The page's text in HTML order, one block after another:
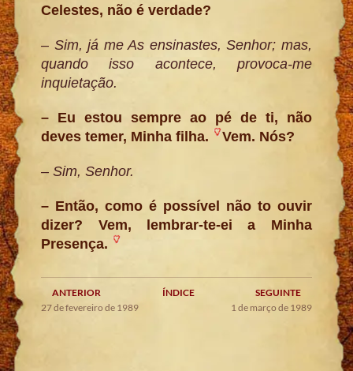
Celestes, não é verdade?
– Sim, já me As ensinastes, Senhor; mas,
quando isso acontece, provoca-me
inquietação.
– Eu estou sempre ao pé de ti, não
deves temer, Minha filha.
Vem. Nós?
– Sim, Senhor.
– Então, como é possível não to ouvir
dizer? Vem, lembrar-te-ei a Minha
Presença.
ANTERIOR ÍNDICE
SEGUINTE
27 de fevereiro de 1989
1 de março de 1989